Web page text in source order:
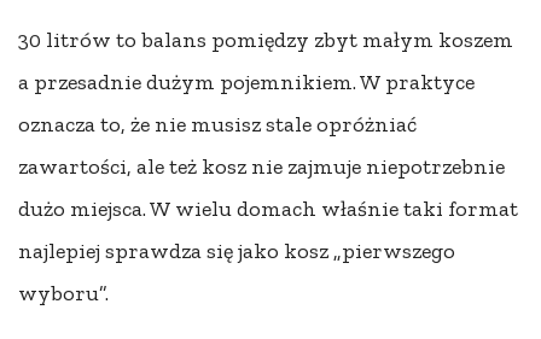
30 litrów to balans pomiędzy zbyt małym koszem
a przesadnie dużym pojemnikiem. W praktyce
oznacza to, że nie musisz stale opróżniać
zawartości, ale też kosz nie zajmuje niepotrzebnie
dużo miejsca. W wielu domach właśnie taki format
najlepiej sprawdza się jako kosz „pierwszego
wyboru”.